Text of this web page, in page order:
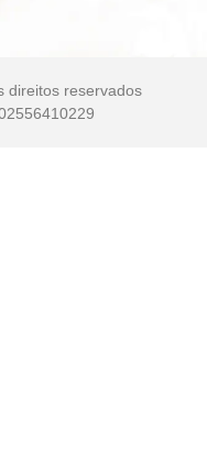
direitos reservados